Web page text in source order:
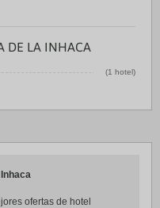
DE LA INHACA
(1 hotel)
ofertas de hotel